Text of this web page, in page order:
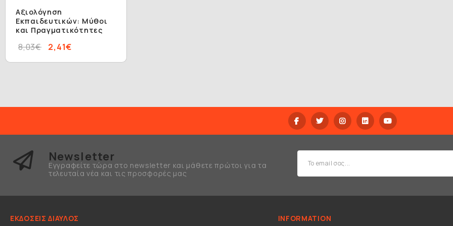
Αξιολόγηση
Εκπαιδευτικών: Μύθοι
και Πραγματικότητες
2,41€
8,03€
Newsletter
Εγγραφείτε τώρα στο newsletter και μάθετε πρώτοι για τα
τελευταία νέα και τις προσφορές μας
ΕΚΔΟΣΕΙΣ ΔΙΑΥΛΟΣ INFORMATION